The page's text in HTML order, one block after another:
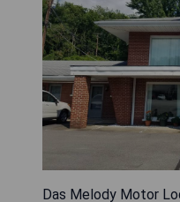
Das Melody Motor